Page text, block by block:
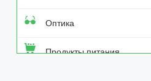
Оптика
Продукты питания